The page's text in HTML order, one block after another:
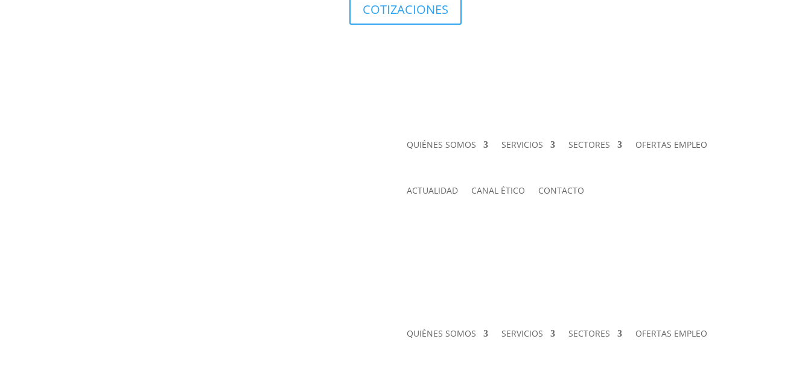
COTIZACIONES
QUIÉNES SOMOS SERVICIOS SECTORES OFERTAS EMPLEO
ACTUALIDAD CANAL ÉTICO CONTACTO
QUIÉNES SOMOS SERVICIOS SECTORES OFERTAS EMPLEO